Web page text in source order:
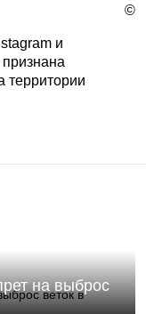
©
и
территории
на выброс